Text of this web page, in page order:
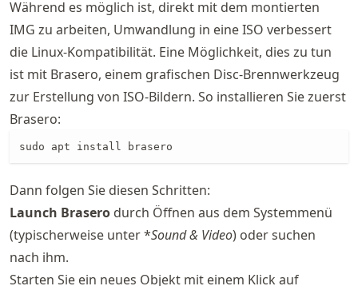
Während es möglich ist, direkt mit dem montierten
IMG zu arbeiten, Umwandlung in eine ISO verbessert
die Linux-Kompatibilität. Eine Möglichkeit, dies zu tun
ist mit Brasero, einem grafischen Disc-Brennwerkzeug
zur Erstellung von ISO-Bildern. So installieren Sie zuerst
Brasero:
sudo apt install brasero
Dann folgen Sie diesen Schritten:
Launch Brasero durch Öffnen aus dem Systemmenü
(typischerweise unter *Sound & Video) oder suchen
nach ihm.
Starten Sie ein neues Objekt mit einem Klick auf